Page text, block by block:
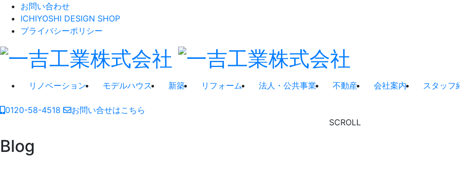
お問い合わせ
ICHIYOSHI DESIGN SHOP
プライバシーポリシー
リノベーション モデルハウス 新築 リフォーム 法人・公共事業 不動産 会社案内 スタッフ
0120-58-4518
お問い合せはこちら
SCROLL
Blog